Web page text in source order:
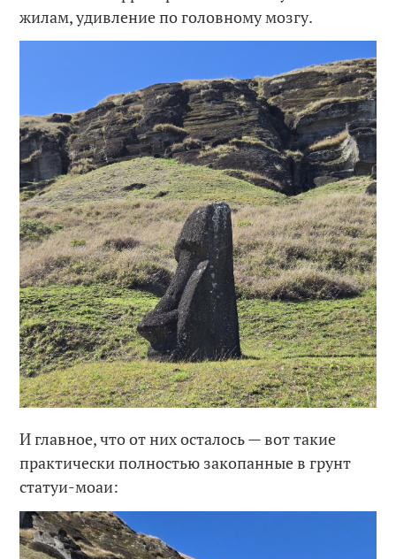
жилам, удивление по головному мозгу.
И главное, что от них осталось — вот такие
практически полностью закопанные в грунт
статуи-моаи: